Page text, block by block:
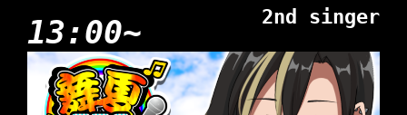
13:00~ 2nd singer